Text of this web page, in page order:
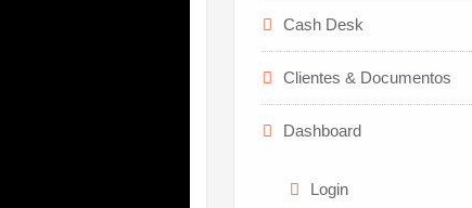
Cash Desk
Clientes & Documentos
Dashboard
Login